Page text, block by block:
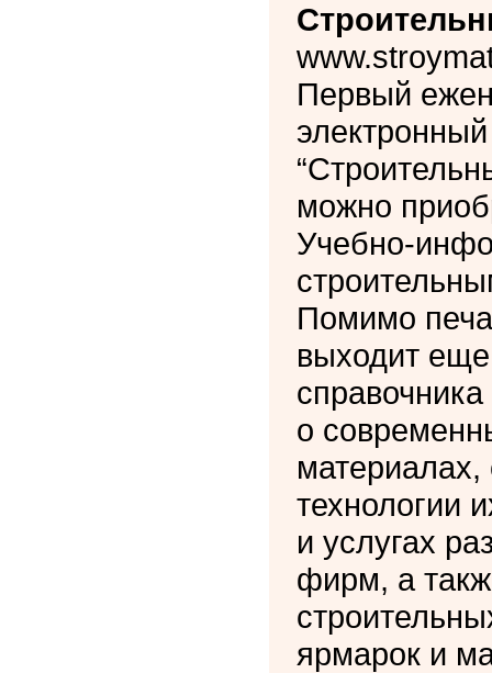
Первый
можно
Учебно-
Помимо
выходит
о
технологии
и услугах
фирм, а
ярмарок и